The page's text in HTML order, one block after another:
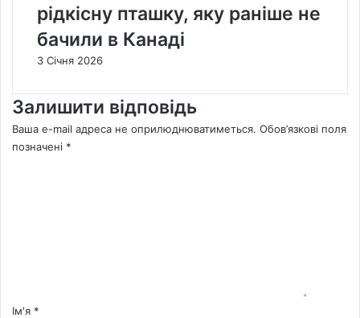
рідкісну пташку, яку раніше не
бачили в Канаді
3 Січня 2026
Залишити відповідь
Ваша e-mail адреса не оприлюднюватиметься. Обов’язкові поля
позначені *
*Ім'я *